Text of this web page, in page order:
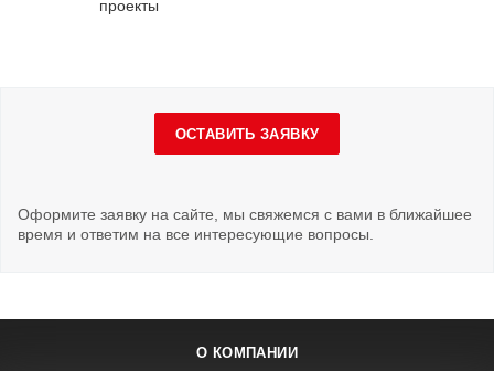
проекты
ОСТАВИТЬ ЗАЯВКУ
Оформите заявку на сайте, мы свяжемся с вами в ближайшее
время и ответим на все интересующие вопросы.
О КОМПАНИИ